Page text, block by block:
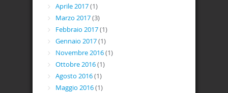
Aprile 2017(1)
Marzo 2017(3)
Febbraio 2017(1)
Gennaio 2017(1)
Novembre 2016(1)
Ottobre 2016(1)
Agosto 2016(1)
Maggio 2016(1)